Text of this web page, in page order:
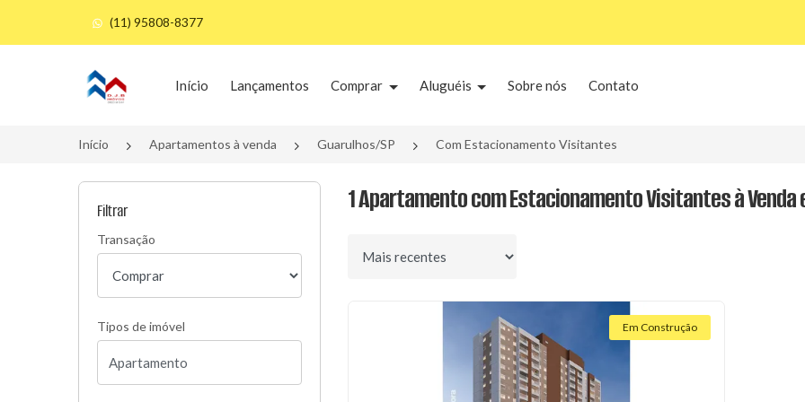
(11) 95808-8377
Página inicial
Início Lançamentos Comprar Aluguéis Sobre nós Contato
Início Apartamentos à venda Guarulhos/SP Com Estacionamento Visitantes
Filtrar
Transação
Tipos de imóvel
1 Apartamento com Estacionamento Visitantes à Venda
Ordenar por
Em Construção